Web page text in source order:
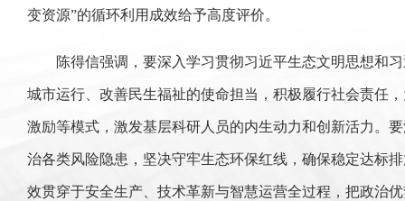
变资源”的循环利用成效给予高度评价。
陈得信强调，要深入学习贯彻习近平生态文明思想和
城市运行、改善民生福祉的使命担当，积极履行社会责任
激励等模式，激发基层科研人员的内生动力和创新活力。
治各类风险隐患，坚决守牢生态环保红线，确保稳定达标
效贯穿于安全生产、技术革新与智慧运营全过程，把政治